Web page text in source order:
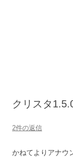
クリスタ
2件の返信
かねてよりアナウ